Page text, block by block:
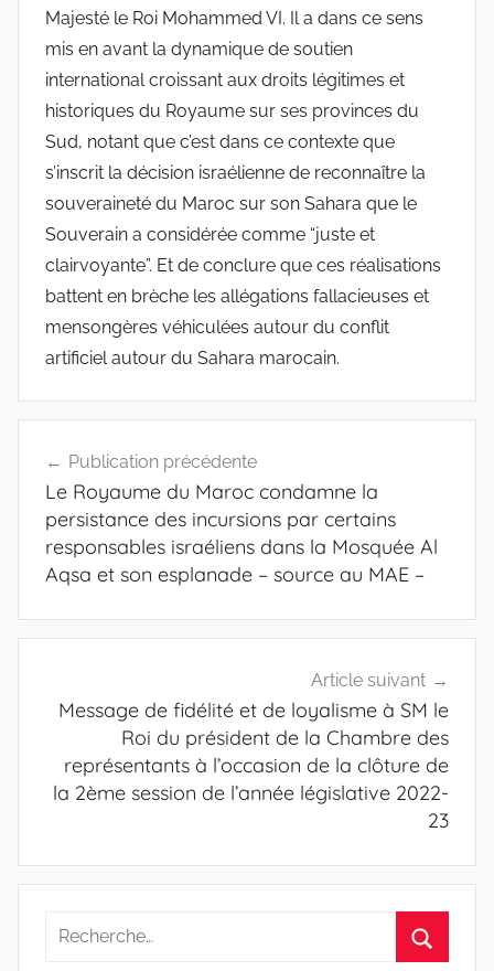
Majesté le Roi Mohammed VI. Il a dans ce sens
mis en avant la dynamique de soutien
international croissant aux droits légitimes et
historiques du Royaume sur ses provinces du
Sud, notant que c’est dans ce contexte que
s’inscrit la décision israélienne de reconnaître la
souveraineté du Maroc sur son Sahara que le
Souverain a considérée comme “juste et
clairvoyante”. Et de conclure que ces réalisations
battent en brèche les allégations fallacieuses et
mensongères véhiculées autour du conflit
artificiel autour du Sahara marocain.
de
l’article
Publication précédente
Le Royaume du Maroc condamne la
persistance des incursions par certains
responsables israéliens dans la Mosquée Al
Aqsa et son esplanade – source au MAE –
Article suivant
Message de fidélité et de loyalisme à SM le
Roi du président de la Chambre des
représentants à l’occasion de la clôture de
la 2ème session de l’année législative 2022-
23
Recherche